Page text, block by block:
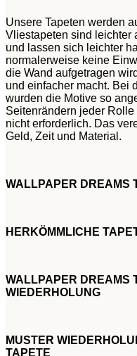
Unsere Tapeten werden
Vliestapeten sind leichter
und lassen sich leichter
normalerweise keine
die Wand aufgetragen
und einfacher macht. Bei
wurden die Motive so
Seitenrändern jeder
nicht erforderlich. Das
Geld, Zeit und Material.
WALLPAPER DREAMS
HERKÖMMLICHE
WALLPAPER DREAMS
WIEDERHOLUNG
MUSTER
TAPETE